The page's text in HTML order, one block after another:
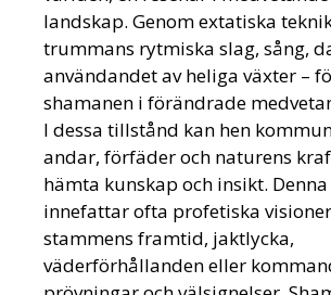
landskap. Genom extatiska
trummans rytmiska slag, sång,
användandet av heliga växter –
shamanen i förändrade
I dessa tillstånd kan hen
andar, förfäder och naturens
hämta kunskap och insikt.
innefattar ofta profetiska
stammens framtid, jaktlycka,
väderförhållanden eller